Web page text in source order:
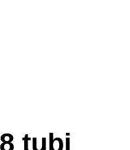
tubi